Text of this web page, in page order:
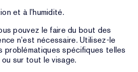
et à l’humidité.
pouvez le faire du bout des
n’est nécessaire. Utilisez-le
problématiques spécifiques telles
sur tout le visage.